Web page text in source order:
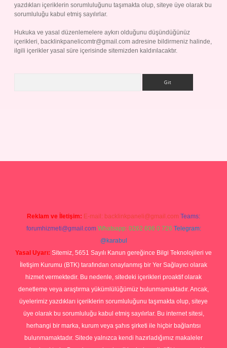
yazdıkları içeriklerin sorumluluğunu taşımakta olup, siteye üye olarak bu
sorumluluğu kabul etmiş sayılırlar.
Hukuka ve yasal düzenlemelere aykırı olduğunu düşündüğünüz
içerikleri, backlinkpanelicomtr@gmail.com adresine bildirmeniz halinde,
ilgili içerikler yasal süre içerisinde sitemizden kaldırılacaktır.
Reklam ve İletişim: E-mail: backlinkpaneli@gmail.com Teams:
forumhizmeti@gmail.com Whatsapp: 0262 606 0 726 Telegram:
@karabul
Yasal Uyarı: Sitemiz, 5651 Sayılı Kanun gereğince Bilgi Teknolojileri ve
İletişim Kurumu (BTK) tarafından onaylanmış bir Yer Sağlayıcı olarak
hizmet vermektedir. Bu nedenle, sitedeki içerikleri proaktif olarak
denetleme veya araştırma yükümlülüğümüz bulunmamaktadır. Ancak,
üyelerimiz yazdıkları içeriklerin sorumluluğunu taşımakta olup, siteye
üye olarak bu sorumluluğu kabul etmiş sayılırlar. Bu internet sitesi,
herhangi bir marka, kurum veya şahıs şirketi ile hiçbir bağlantısı
bulunmamaktadır. Sitede yalnızca kendi hazırladığımız makaleler